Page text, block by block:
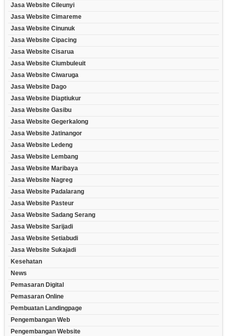
Jasa Website Cileunyi
Jasa Website Cimareme
Jasa Website Cinunuk
Jasa Website Cipacing
Jasa Website Cisarua
Jasa Website Ciumbuleuit
Jasa Website Ciwaruga
Jasa Website Dago
Jasa Website Diaptiukur
Jasa Website Gasibu
Jasa Website Gegerkalong
Jasa Website Jatinangor
Jasa Website Ledeng
Jasa Website Lembang
Jasa Website Maribaya
Jasa Website Nagreg
Jasa Website Padalarang
Jasa Website Pasteur
Jasa Website Sadang Serang
Jasa Website Sarijadi
Jasa Website Setiabudi
Jasa Website Sukajadi
Kesehatan
News
Pemasaran Digital
Pemasaran Online
Pembuatan Landingpage
Pengembangan Web
Pengembangan Website